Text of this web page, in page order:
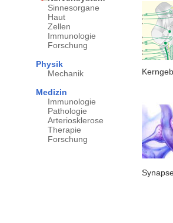
Sinnesorgane
Haut
Zellen
Immunologie
Forschung
Physik
Mechanik
Medizin
Immunologie
Pathologie
Arteriosklerose
Therapie
Forschung